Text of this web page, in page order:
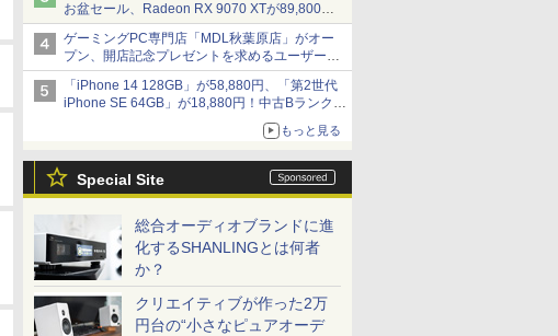
お盆セール、Radeon RX 9070 XTが89,800
円、水平周波数24.8kHz対応の17型モニターが
9,801円、暑さ指数連動セール ほか
ゲーミングPC専門店「MDL秋葉原店」がオー
プン、開店記念プレゼントを求めるユーザーが
押し寄せ長蛇の列に
「iPhone 14 128GB」が58,880円、「第2世代
iPhone SE 64GB」が18,880円！中古Bランク品
もっと見る
Special Site
総合オーディオブランドに進
化するSHANLINGとは何者
か？
クリエイティブが作った2万
円台の“小さなピュアオーデ